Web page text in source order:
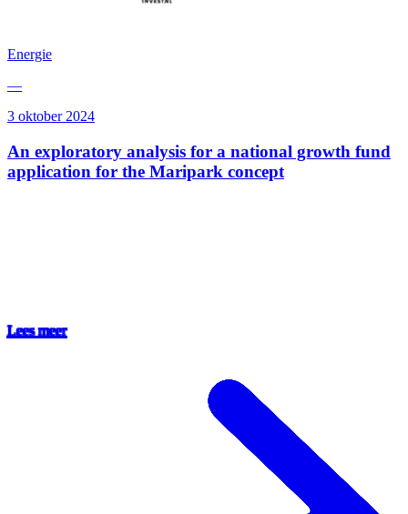
Energie
—
3 oktober 2024
An exploratory analysis for a national growth fund
application for the Maripark concept
Lees meer